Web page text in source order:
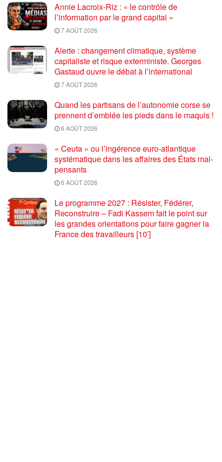
Annie Lacroix-Riz : « le contrôle de
l’information par le grand capital »
7 AOÛT 2026
Alerte : changement climatique, système
capitaliste et risque exterministe. Georges
Gastaud ouvre le débat à l’international
7 AOÛT 2026
Quand les partisans de l’autonomie corse se
prennent d’emblée les pieds dans le maquis !
6 AOÛT 2026
« Ceuta » ou l’ingérence euro-atlantique
systématique dans les affaires des États mal-
pensants
6 AOÛT 2026
Le programme 2027 : Résister, Fédérer,
Reconstruire – Fadi Kassem fait le point sur
les grandes orientations pour faire gagner la
France des travailleurs [10′]